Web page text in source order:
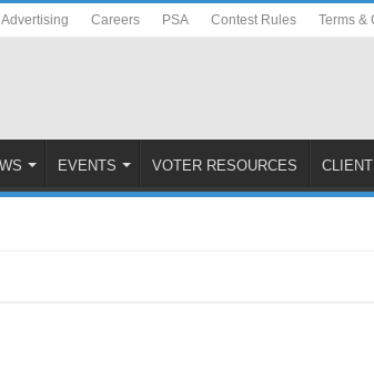
Careers PSA Contest Rules Terms &
EVENTS VOTER RESOURCES